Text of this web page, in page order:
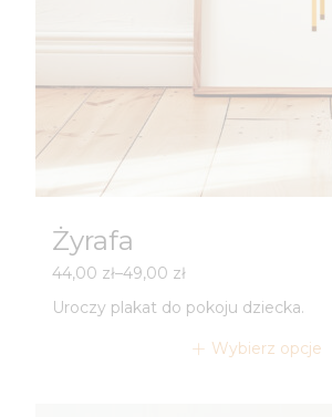
Żyrafa
44,00 zł–49,00 zł
Zakres
od
Uroczy plakat do pokoju dziecka.
Wybierz opcje